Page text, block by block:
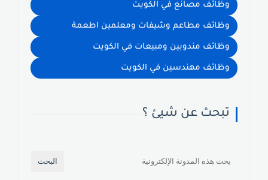
وظائف مصانع في الكويت
وظائف مطاعم وشيفات ومعلمين اطعمة
وظائف مندوبين ومبيعات في الكويت
وظائف مهندسين في الكويت
تبحث عن شيئ ؟